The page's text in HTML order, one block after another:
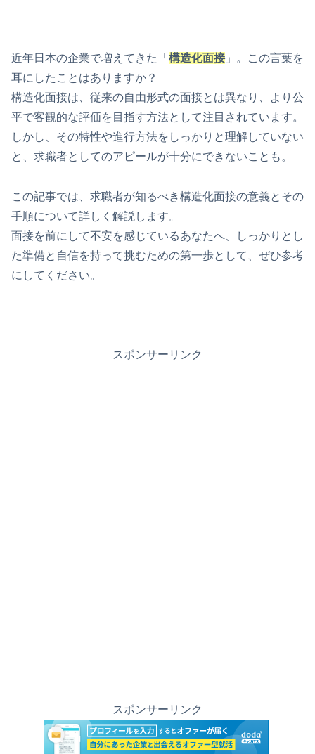
近年日本の企業で増えてきた「 構造化面接」。この言葉を
耳にしたことはありますか？
構造化面接は、従来の自由形式の面接とは異なり、より公
平で客観的な評価を目指す方法として注目されています。
しかし、その特性や進行方法をしっかりと理解していない
と、求職者としてのアピールが十分にできないことも。
この記事では、求職者が知るべき構造化面接の意義とその
手順について詳しく解説します。
面接を前にして不安を感じているあなたへ、しっかりとし
た準備と自信を持って挑むための第一歩として、ぜひ参考
にしてください。
スポンサーリンク
スポンサーリンク